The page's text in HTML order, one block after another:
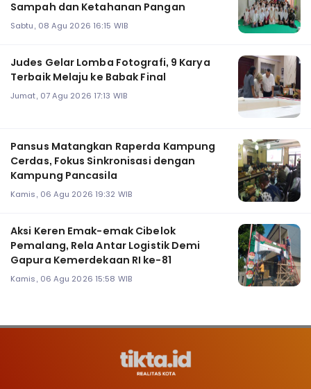
Sampah dan Ketahanan Pangan
Sabtu, 08 Agu 2026 16:15 WIB
Judes Gelar Lomba Fotografi, 9 Karya
Terbaik Melaju ke Babak Final
Jumat, 07 Agu 2026 17:13 WIB
Pansus Matangkan Raperda Kampung
Cerdas, Fokus Sinkronisasi dengan
Kampung Pancasila
Kamis, 06 Agu 2026 19:32 WIB
Aksi Keren Emak-emak Cibelok
Pemalang, Rela Antar Logistik Demi
Gapura Kemerdekaan RI ke-81
Kamis, 06 Agu 2026 15:58 WIB